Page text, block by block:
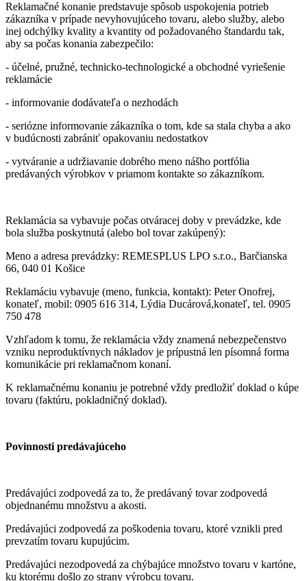
Reklamačné konanie predstavuje spôsob uspokojenia potrieb
zákazníka v prípade nevyhovujúceho tovaru, alebo služby, alebo
inej odchýlky kvality a kvantity od požadovaného štandardu tak,
aby sa počas konania zabezpečilo:
- účelné, pružné, technicko-technologické a obchodné vyriešenie
reklamácie
- informovanie dodávateľa o nezhodách
- seriózne informovanie zákazníka o tom, kde sa stala chyba a ako
v budúcnosti zabrániť opakovaniu nedostatkov
- vytváranie a udržiavanie dobrého meno nášho portfólia
predávaných výrobkov v priamom kontakte so zákazníkom.
Reklamácia sa vybavuje počas otváracej doby v prevádzke, kde
bola služba poskytnutá (alebo bol tovar zakúpený):
Meno a adresa prevádzky: REMESPLUS LPO s.r.o., Barčianska
66, 040 01 Košice
Reklamáciu vybavuje (meno, funkcia, kontakt): Peter Onofrej,
konateľ, mobil: 0905 616 314, Lýdia Ducárová,konateľ, tel. 0905
750 478
Vzhľadom k tomu, že reklamácia vždy znamená nebezpečenstvo
vzniku neproduktívnych nákladov je prípustná len písomná forma
komunikácie pri reklamačnom konaní.
K reklamačnému konaniu je potrebné vždy predložiť doklad o kúpe
tovaru (faktúru, pokladničný doklad).
Povinnosti predávajúceho
Predávajúci zodpovedá za to, že predávaný tovar zodpovedá
objednanému množstvu a akosti.
Predávajúci zodpovedá za poškodenia tovaru, ktoré vznikli pred
prevzatím tovaru kupujúcim.
Predávajúci nezodpovedá za chýbajúce množstvo tovaru v kartóne,
ku ktorému došlo zo strany výrobcu tovaru.